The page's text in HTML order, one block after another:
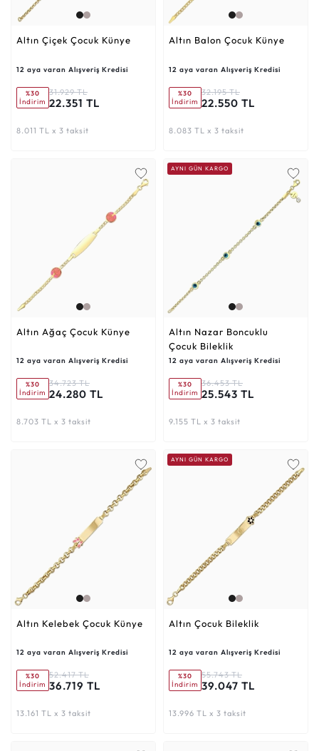
Altın Çiçek Çocuk Künye
12 aya varan Alışveriş Kredisi
%30
İndirim
31.929 TL
22.351 TL
8.011 TL x 3 taksit
Altın Balon Çocuk Künye
12 aya varan Alışveriş Kredisi
%30
İndirim
32.195 TL
22.550 TL
8.083 TL x 3 taksit
Altın Ağaç Çocuk Künye
12 aya varan Alışveriş Kredisi
%30
İndirim
34.723 TL
24.280 TL
8.703 TL x 3 taksit
AYNI GÜN KARGO
Altın Nazar Boncuklu
Çocuk Bileklik
12 aya varan Alışveriş Kredisi
%30
İndirim
36.453 TL
25.543 TL
9.155 TL x 3 taksit
Altın Kelebek Çocuk Künye
12 aya varan Alışveriş Kredisi
%30
İndirim
52.417 TL
36.719 TL
13.161 TL x 3 taksit
AYNI GÜN KARGO
Altın Çocuk Bileklik
12 aya varan Alışveriş Kredisi
%30
İndirim
55.743 TL
39.047 TL
13.996 TL x 3 taksit